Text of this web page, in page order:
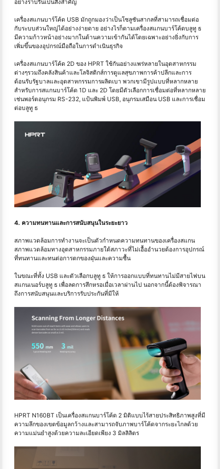
อย่างราบรื่นเป็นสิ่งสำคัญ
เครื่องสแกนบาร์โค้ด USB มักถูกมองว่าเป็นโซลูชันสากลที่สามารถเชื่อมต่อ
กับระบบส่วนใหญ่ได้อย่างง่ายดาย อย่างไรก็ตามเครื่องสแกนบาร์โค้ดบลูทู ธ
มีความก้าวหน้าอย่างมากในด้านความเข้ากันได้โดยเฉพาะอย่างยิ่งกับการ
เพิ่มขึ้นของอุปกรณ์มือถือในการดำเนินธุรกิจ
เครื่องสแกนบาร์โค้ด 2D ของ HPRT ใช้กันอย่างแพร่หลายในอุตสาหกรรม
ต่างๆรวมถึงคลังสินค้าและโลจิสติกส์การดูแลสุขภาพการค้าปลีกและการ
ต้อนรับรัฐบาลและอุตสาหกรรมการผลิตเบา พวกเขามีรูปแบบที่หลากหลาย
สำหรับการสแกนบาร์โค้ด 1D และ 2D โดยมีตัวเลือกการเชื่อมต่อที่หลากหลาย
เช่นพอร์ตอนุกรม RS-232, แป้นพิมพ์ USB, อนุกรมเสมือน USB และการเชื่อม
ต่อบลูทู ธ
4. ความทนทานและการสนับสนุนในระยะยาว
สภาพแวดล้อมการทำงานจะเป็นตัวกำหนดความทนทานของเครื่องสแกน
สภาพแวดล้อมทางอุตสาหกรรมภายใต้สภาวะที่ไม่เอื้ออำนวยต้องการอุปกรณ์
ที่ทนทานและทนต่อการตกของฝุ่นและความชื้น
ในขณะที่ทั้ง USB และตัวเลือกบลูทู ธ ให้การออกแบบที่ทนทานไม่มีสายไฟบน
สแกนเนอร์บลูทู ธ เพื่อลดการสึกหรอเมื่อเวลาผ่านไป นอกจากนี้ต้องพิจารณา
ถึงการสนับสนุนและบริการรับประกันที่มีให้
HPRT N160BT เป็นเครื่องสแกนบาร์โค้ด 2 มิติแบบไร้สายประสิทธิภาพสูงที่มี
ความลึกของเขตข้อมูลกว้างและสามารถจับภาพบาร์โค้ดจากระยะไกลด้วย
ความแม่นยำสูงด้วยความละเอียดเพียง 3 มิลลิลิตร